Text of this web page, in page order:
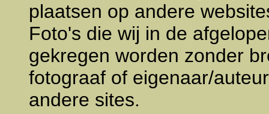
plaatsen op andere
Foto's die wij in de
gekregen worden zonder
fotograaf of eigenaar/
andere sites.